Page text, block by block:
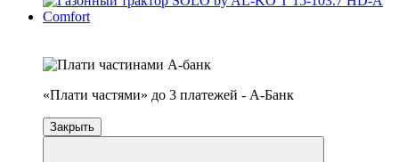
«Плати частями» до 3 платежей - А-Банк
Закрыть